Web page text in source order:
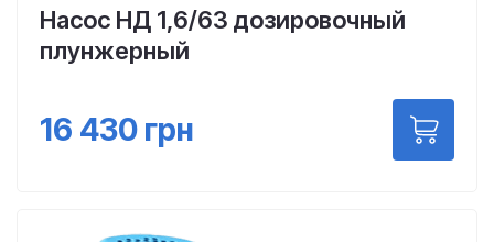
Насос НД 1,6/63 дозировочный
плунжерный
16 430 грн